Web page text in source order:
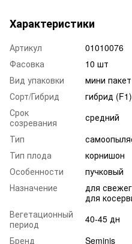
Характеристики
Артикул
01010076
Фасовка
10 шт
Вид упаковки
мини пакет
Сорт/Гибрид
гибрид (F1)
Срок
созревания
средний
Тип
Тип плода
корнишон
Особенности
пучковый
Назначение
для
для
Вегетационный
период
40-45 дн
Бренд
Seminis